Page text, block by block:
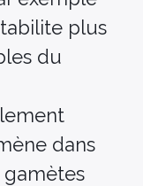
plus
du
dans
gamètes